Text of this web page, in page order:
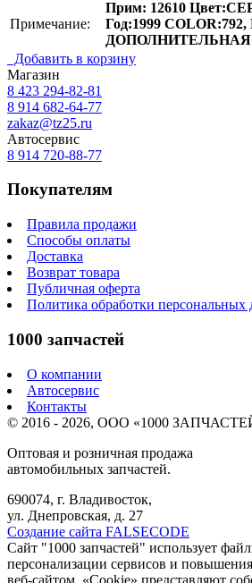
Примечание:
Прим: 12610
Год:1999
Добавить в корзину
Магазин
8 423 294-82-81
8 914 682-64-77
zakaz@tz25.ru
Автосервис
8 914 720-88-77
Покупателям
Правила продажи
Способы оплаты
Доставка
Возврат товара
Публичная оферта
Политика обработки персональных
1000 запчастей
О компании
Автосервис
Контакты
© 2016 - 2026, ООО «1000
Оптовая и розничная продажа
автомобильных запчастей.
690074, г. Владивосток,
ул. Днепровская, д. 27
Создание сайта FALSECODE
Сайт "1000 запчастей" использует
персонализации сервисов и
веб-сайтом. «Cookie» представляют